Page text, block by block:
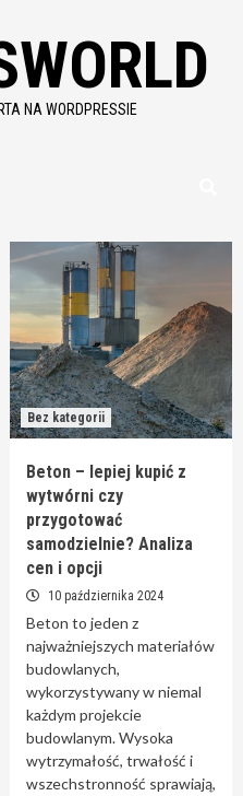
NA WORDPRESSIE
Bez kategorii
Beton – lepiej kupić z
wytwórni czy
przygotować
samodzielnie? Analiza
cen i opcji
10 października 2024
Beton to jeden z
najważniejszych materiałów
budowlanych,
wykorzystywany w niemal
każdym projekcie
budowlanym. Wysoka
wytrzymałość, trwałość i
wszechstronność sprawiają,